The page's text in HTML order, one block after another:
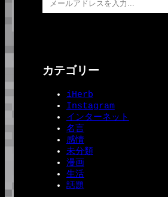
カテゴリー
iHerb
Instagram
インターネット
名言
感情
未分類
漫画
生活
話題